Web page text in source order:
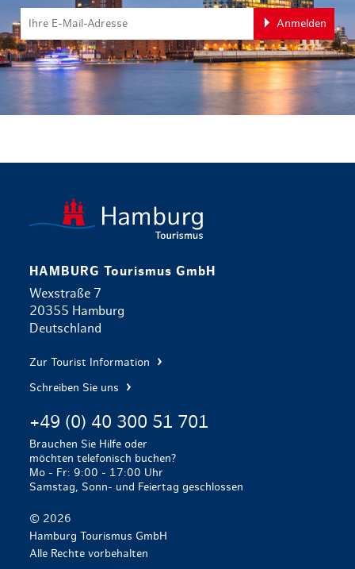
Anmelden
HAMBURG Tourismus GmbH
Wexstraße 7
20355 Hamburg
Deutschland
Zur Tourist Information
Schreiben Sie uns
+49 (0) 40 300 51 701
Brauchen Sie Hilfe oder
möchten telefonisch buchen?
Mo - Fr: 9:00 - 17:00 Uhr
Samstag, Sonn- und Feiertag geschlossen
© 2026
Hamburg Tourismus GmbH
Alle Rechte vorbehalten